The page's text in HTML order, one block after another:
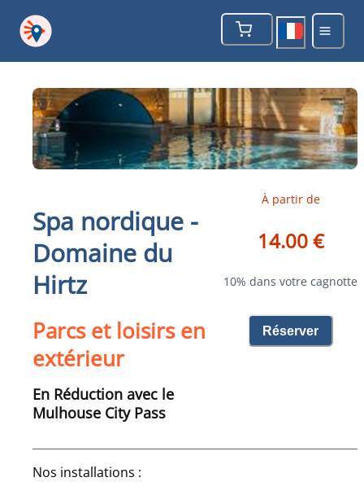
Spa nordique -
Domaine du
Hirtz
Parcs et loisirs en
extérieur
En Réduction avec le
Mulhouse City Pass
À partir de
14.00 €
10% dans votre cagnotte
Réserver
Nos installations :